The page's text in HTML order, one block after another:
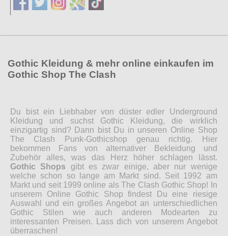
Gothic Kleidung & mehr online einkaufen im
Gothic Shop The Clash
Du bist ein Liebhaber von düster edler Underground
Kleidung und suchst Gothic Kleidung, die wirklich
einzigartig sind? Dann bist Du in unseren Online Shop
The Clash Punk-Gothicshop genau richtig. Hier
bekommen Fans von alternativer Bekleidung und
Zubehör alles, was das Herz höher schlagen lässt.
Gothic Shops gibt es zwar einige, aber nur wenige
welche schon so lange am Markt sind. Seit 1992 am
Markt und seit 1999 online als The Clash Gothic Shop! In
unserem Online Gothic Shop findest Du eine riesige
Auswahl und ein großes Angebot an unterschiedlichen
Gothic Stilen wie auch anderen Modearten zu
interessanten Preisen. Lass dich von unserem Angebot
überraschen!